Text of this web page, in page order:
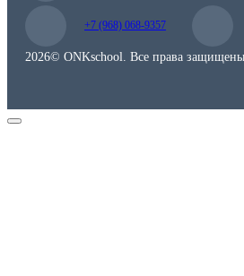
+7 (968) 068-9357
2026© ONKschool. Все права защищены.